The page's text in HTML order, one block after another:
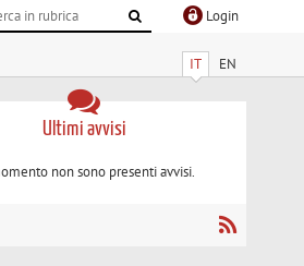
Login
IT EN
Ultimi avvisi
non sono presenti avvisi.